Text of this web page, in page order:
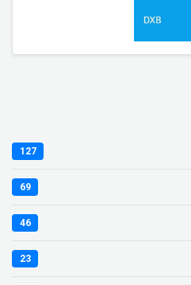
127
69
46
23